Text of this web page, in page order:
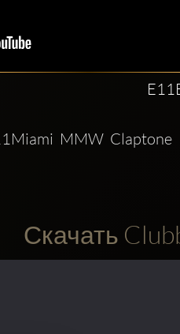
MMW  Claptone
Скачать